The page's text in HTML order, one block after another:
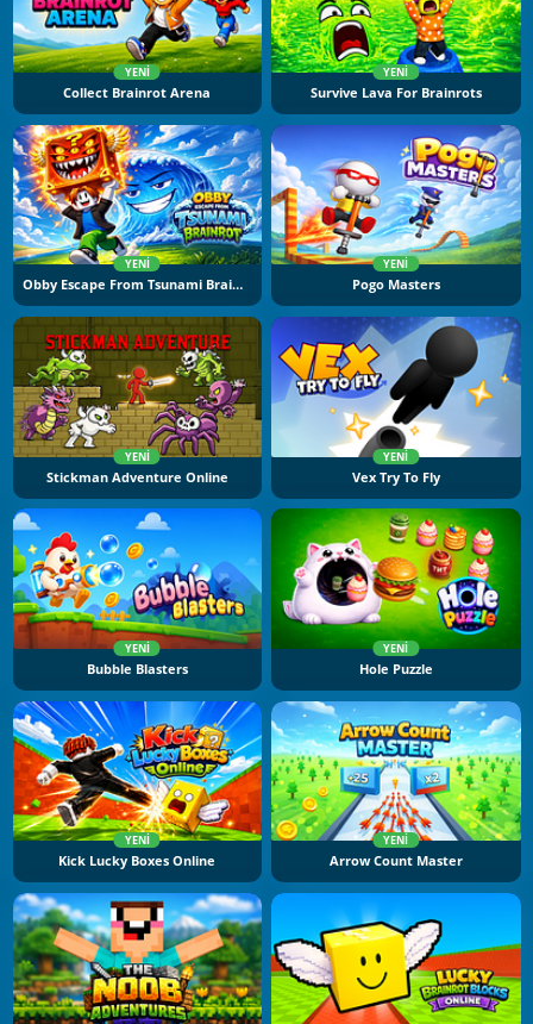
YENI
Collect Brainrot Arena
YENI
Survive Lava For Brainrots
YENI
Obby Escape From Tsunami Brainrot
YENI
Pogo Masters
YENI
Stickman Adventure Online
YENI
Vex Try To Fly
YENI
Bubble Blasters
YENI
Hole Puzzle
YENI
Kick Lucky Boxes Online
YENI
Arrow Count Master